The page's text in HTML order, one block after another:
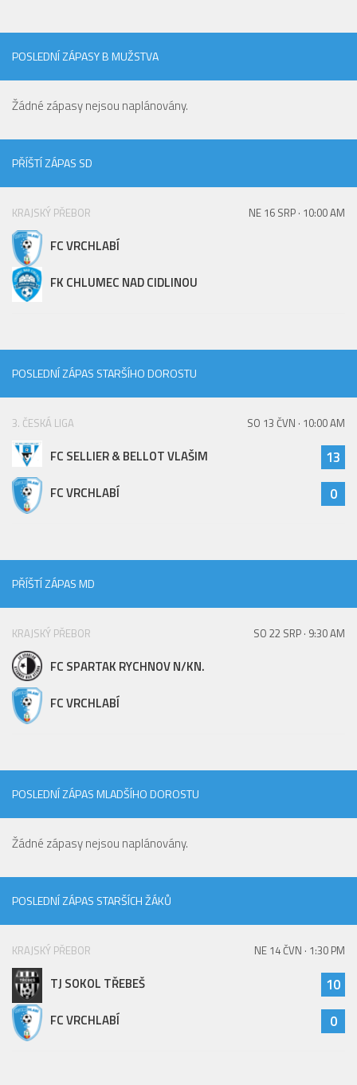
POSLEDNÍ ZÁPASY B MUŽSTVA
Žádné zápasy nejsou naplánovány.
PŘÍŠTÍ ZÁPAS SD
KRAJSKÝ PŘEBOR NE 16 SRP · 10:00 AM
FC VRCHLABÍ
FK CHLUMEC NAD CIDLINOU
POSLEDNÍ ZÁPAS STARŠÍHO DOROSTU
3. ČESKÁ LIGA SO 13 ČVN · 10:00 AM
FC SELLIER & BELLOT VLAŠIM 13
FC VRCHLABÍ 0
PŘÍŠTÍ ZÁPAS MD
KRAJSKÝ PŘEBOR SO 22 SRP · 9:30 AM
FC SPARTAK RYCHNOV N/KN.
FC VRCHLABÍ
POSLEDNÍ ZÁPAS MLADŠÍHO DOROSTU
Žádné zápasy nejsou naplánovány.
POSLEDNÍ ZÁPAS STARŠÍCH ŽÁKŮ
KRAJSKÝ PŘEBOR NE 14 ČVN · 1:30 PM
TJ SOKOL TŘEBEŠ 10
FC VRCHLABÍ 0